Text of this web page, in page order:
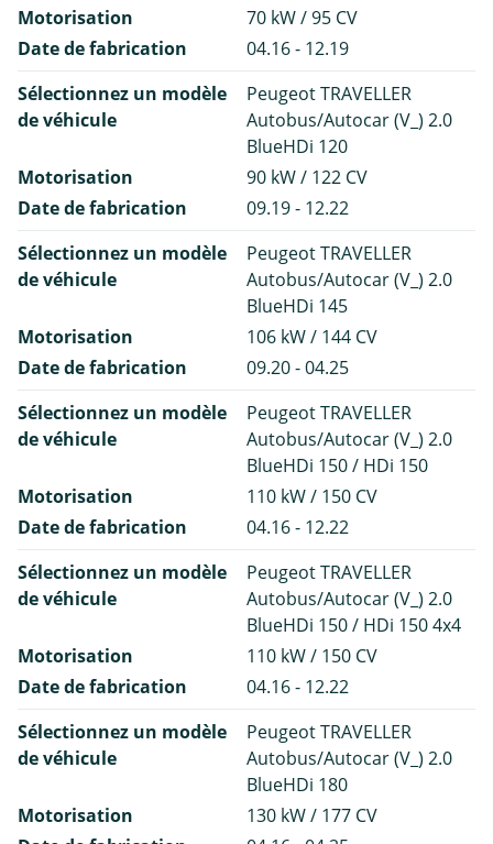
Motorisation
70 kW / 95 CV
Date de fabrication
04.16 - 12.19
Sélectionnez un modèle
de véhicule
Peugeot TRAVELLER
Autobus/Autocar (V_) 2.0
BlueHDi 120
Motorisation
90 kW / 122 CV
Date de fabrication
09.19 - 12.22
Sélectionnez un modèle
de véhicule
Peugeot TRAVELLER
Autobus/Autocar (V_) 2.0
BlueHDi 145
Motorisation
106 kW / 144 CV
Date de fabrication
09.20 - 04.25
Sélectionnez un modèle
de véhicule
Peugeot TRAVELLER
Autobus/Autocar (V_) 2.0
BlueHDi 150 / HDi 150
Motorisation
110 kW / 150 CV
Date de fabrication
04.16 - 12.22
Sélectionnez un modèle
de véhicule
Peugeot TRAVELLER
Autobus/Autocar (V_) 2.0
BlueHDi 150 / HDi 150 4x4
Motorisation
110 kW / 150 CV
Date de fabrication
04.16 - 12.22
Sélectionnez un modèle
de véhicule
Peugeot TRAVELLER
Autobus/Autocar (V_) 2.0
BlueHDi 180
Motorisation
130 kW / 177 CV